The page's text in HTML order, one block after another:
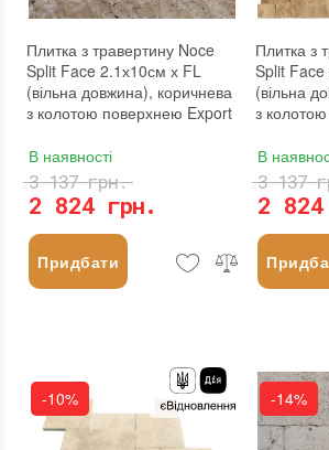
Плитка з травертину Noce
Split Face 2.1х10см х FL
(вільна довжина), коричнева
з колотою поверхнею Export
В наявності
2 824 грн.
3 137 грн.
Придбати
Плитка з
Split
(вільна
з
В
2
3 137
-10% -14%